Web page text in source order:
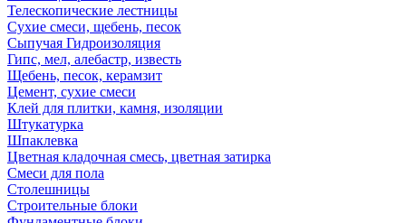
Телескопические лестницы
Сухие смеси, щебень, песок
Сыпучая Гидроизоляция
Гипс, мел, алебастр, известь
Щебень, песок, керамзит
Цемент, сухие смеси
Клей для плитки, камня, изоляции
Штукатурка
Шпаклевка
Цветная кладочная смесь, цветная затирка
Смеси для пола
Столешницы
Строительные блоки